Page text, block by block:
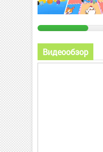
Видеообзор